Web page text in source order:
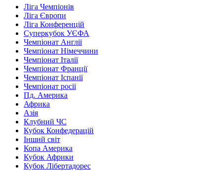
Ліга Чемпіонів
Ліга Європи
Ліга Конференцій
Суперкубок УЄФА
Чемпіонат Англії
Чемпіонат Німеччини
Чемпіонат Італії
Чемпіонат Франції
Чемпіонат Іспанії
Чемпіонат росії
Пд. Америка
Африка
Азія
Клубний ЧС
Кубок Конфедерацій
Інший світ
Копа Америка
Кубок Африки
Кубок Лібертадорес